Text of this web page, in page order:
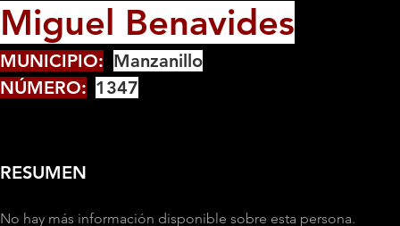
Miguel Benavides
MUNICIPIO: Manzanillo
NÚMERO: 1347
RESUMEN
No hay más información disponible sobre esta persona.